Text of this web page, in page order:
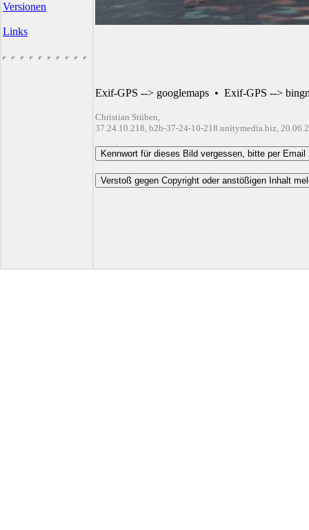
Versionen
Links
Exif-GPS --> googlemaps • Exif-GPS -->
Christian Stüben,
37.24.10.218, b2b-37-24-10-218.unitymedia.biz,